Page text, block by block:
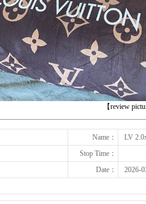
【review
下一张
Name：
LV
Stop Time：
Date：
2026-